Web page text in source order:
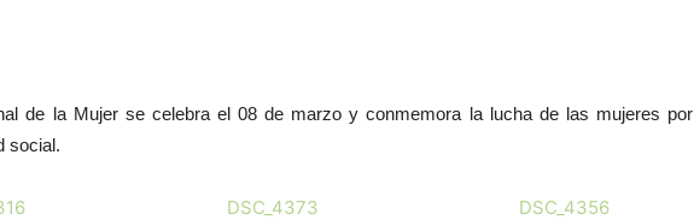
de la Mujer se celebra el 08 de marzo y conmemora la lucha de las mujeres por
social.
DSC_4373 DSC_4356